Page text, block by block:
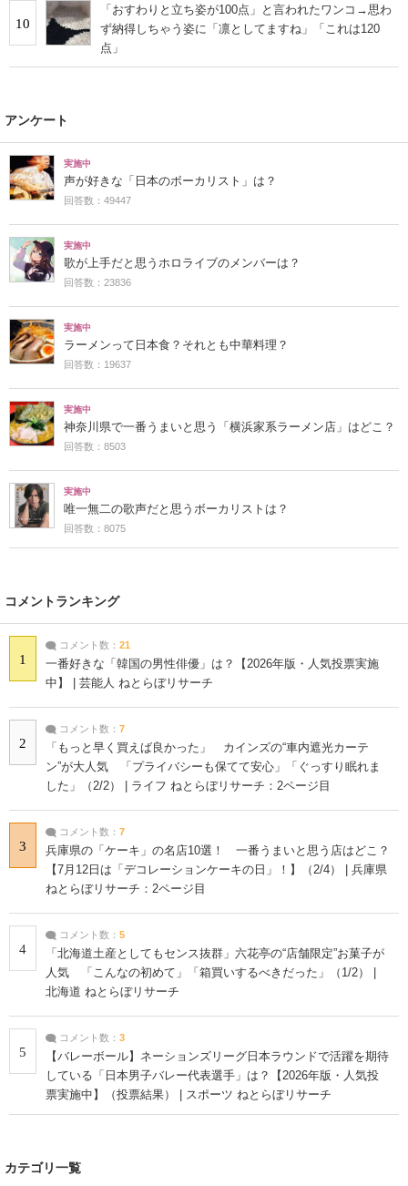
10
「おすわりと立ち姿が100点」と言われたワンコ→思わ
ず納得しちゃう姿に「凛としてますね」「これは120
点」
アンケート
実施中
声が好きな「日本のボーカリスト」は？
回答数：49447
実施中
歌が上手だと思うホロライブのメンバーは？
回答数：23836
実施中
ラーメンって日本食？それとも中華料理？
回答数：19637
実施中
神奈川県で一番うまいと思う「横浜家系ラーメン店」はどこ？
回答数：8503
実施中
唯一無二の歌声だと思うボーカリストは？
回答数：8075
コメントランキング
1
コメント数： 21
一番好きな「韓国の男性俳優」は？【2026年版・人気投票実施
中】 | 芸能人 ねとらぼリサーチ
2
コメント数： 7
「もっと早く買えば良かった」 カインズの“車内遮光カーテ
ン”が大人気 「プライバシーも保てて安心」「ぐっすり眠れま
した」（2/2） | ライフ ねとらぼリサーチ：2ページ目
3
コメント数： 7
兵庫県の「ケーキ」の名店10選！ 一番うまいと思う店はどこ？
【7月12日は「デコレーションケーキの日」！】（2/4） | 兵庫県
ねとらぼリサーチ：2ページ目
4
コメント数： 5
「北海道土産としてもセンス抜群」六花亭の“店舗限定”お菓子が
人気 「こんなの初めて」「箱買いするべきだった」（1/2） |
北海道 ねとらぼリサーチ
5
コメント数： 3
【バレーボール】ネーションズリーグ日本ラウンドで活躍を期待
している「日本男子バレー代表選手」は？【2026年版・人気投
票実施中】（投票結果） | スポーツ ねとらぼリサーチ
カテゴリ一覧